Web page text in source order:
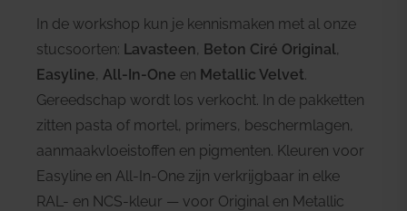
In de workshop kun je kennismaken met al onze
stucsoorten: Lavasteen, Beton Ciré Original,
Easyline, All-In-One en Metallic Velvet
Gereedschap wordt los verkocht. In de pakketten
zitten pasta of mortel, primers, beschermlagen,
aanmaakvloeistoffen en pigmenten. Kleuren voor
Easyline en All-In-One zijn verkrijgbaar in elke
RAL- en NCS-kleur — voor Original en Metallic